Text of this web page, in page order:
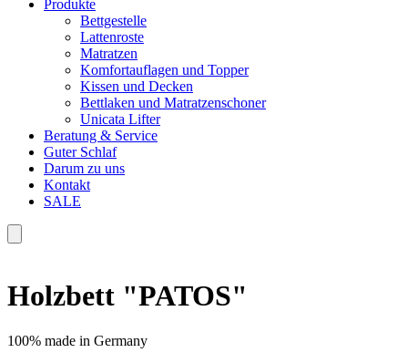
Produkte
Bettgestelle
Lattenroste
Matratzen
Komfortauflagen und Topper
Kissen und Decken
Bettlaken und Matratzenschoner
Unicata Lifter
Beratung & Service
Guter Schlaf
Darum zu uns
Kontakt
SALE
Holzbett "PATOS"
100% made in Germany